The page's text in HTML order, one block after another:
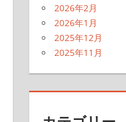
2026年2月
2026年1月
2025年12月
2025年11月